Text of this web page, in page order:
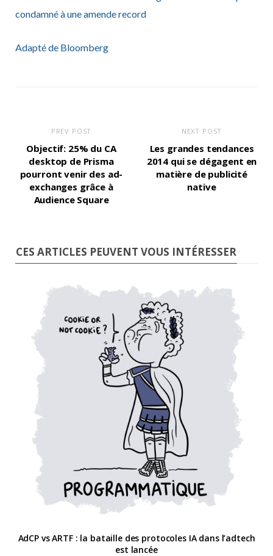
condamné à une amende record
Adapté de Bloomberg
PREV POST
Objectif: 25% du CA
desktop de Prisma
pourront venir des ad-
exchanges grâce à
Audience Square
NEXT POST
Les grandes tendances
2014 qui se dégagent en
matière de publicité
native
CES ARTICLES PEUVENT VOUS INTÉRESSER
AdCP vs ARTF : la bataille des protocoles IA dans l’adtech
est lancée